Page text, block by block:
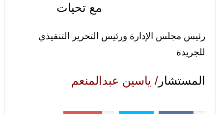
مع تحيات
رئيس مجلس الإدارة ورئيس التحرير التنفيذي
للجريدة
المستشار / ياسين عبدالمنعم